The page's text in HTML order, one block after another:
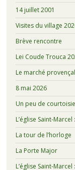
14 juillet 2001
Visites du village
Brève rencontre
Lei Coude Trouca
Le marché
8 mai 2026
Un peu de
L’église Saint-
La tour de l’horloge
La Porte Major
L’église Saint-